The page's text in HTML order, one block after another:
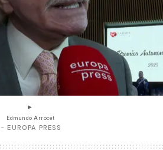
Edmundo Arrocet
- EUROPA PRESS